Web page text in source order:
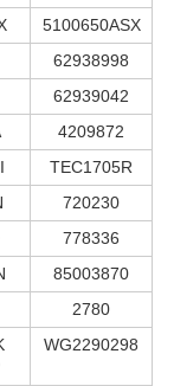
5100650ASX
62938998
62939042
4209872
TEC1705R
720230
778336
85003870
2780
WG2290298